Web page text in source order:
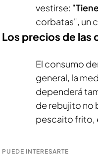
vestirse: "
corbatas", un
Los precios de las
El consumo
general, la
dependerá
de rebujito no
pescaito frito,
PUEDE INTERESARTE